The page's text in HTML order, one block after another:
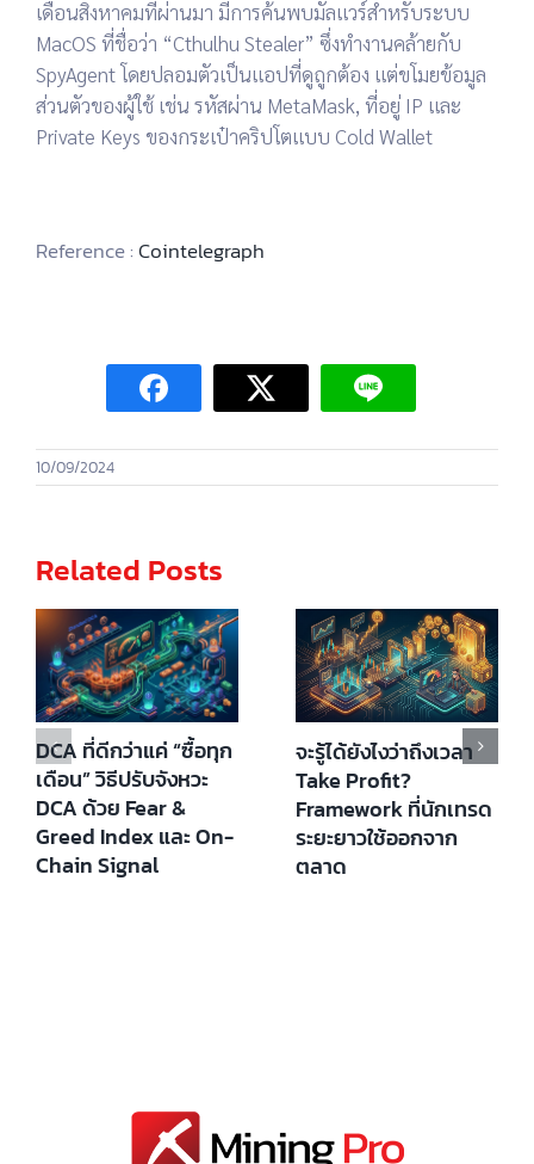
เดือนสิงหาคมที่ผ่านมา มีการค้นพบมัลแวร์สำหรับระบบ
MacOS ที่ชื่อว่า “Cthulhu Stealer” ซึ่งทำงานคล้ายกับ
SpyAgent โดยปลอมตัวเป็นแอปที่ดูถูกต้อง แต่ขโมยข้อมูล
ส่วนตัวของผู้ใช้ เช่น รหัสผ่าน MetaMask, ที่อยู่ IP และ
Private Keys ของกระเป๋าคริปโตแบบ Cold Wallet
Reference :Cointelegraph
10/09/2024
Related Posts
DCA ที่ดีกว่าแค่ “ซื้อทุก
เดือน” วิธีปรับจังหวะ
DCA ด้วย Fear &
Greed Index และ On-
Chain Signal
จะรู้ได้ยังไงว่าถึงเวลา
Take Profit?
Framework ที่นักเทรด
ระยะยาวใช้ออกจาก
ตลาด